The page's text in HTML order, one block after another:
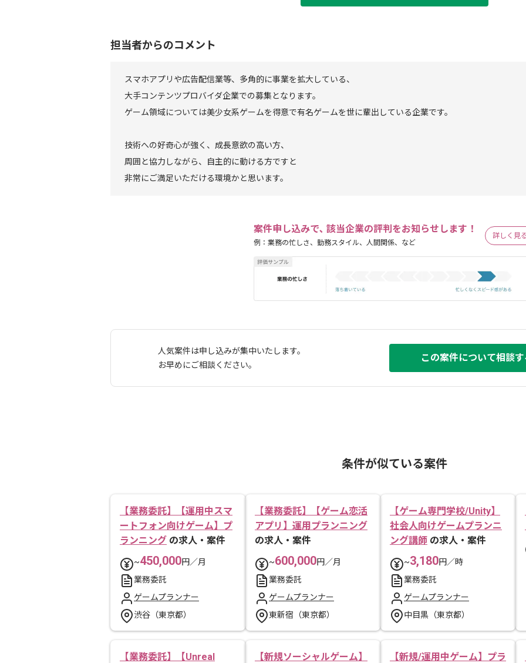
担当者からのコメント
スマホアプリや広告配信業等、多角的に事業を拡大している、
大手コンテンツプロバイダ企業での募集となります。
ゲーム領域については美少女系ゲームを得意で有名ゲームを世に輩出している企業です。
技術への好奇心が強く、成長意欲の高い方、
周囲と協力しながら、自主的に動ける方ですと
非常にご満足いただける環境かと思います。
案件申し込みで､ 該当企業の評判をお知らせします！
例：業務の忙しさ、勤務スタイル、人間関係、など
詳しく見
人気案件は申し込みが集中いたします。
お早めにご相談ください。
この案件について相談
条件が似ている案件
【業務委託】【運用中スマ
ートフォン向けゲーム】プ
ランニング の求人・案件
~450,000円／月
業務委託
ゲームプランナー
渋谷（東京都）
【業務委託】【ゲーム恋活
アプリ】運用プランニング
の求人・案件
~600,000円／月
業務委託
ゲームプランナー
東新宿（東京都）
【ゲーム専門学校/Unity】
社会人向けゲームプランニ
ング講師 の求人・案件
~3,180円／時
業務委託
ゲームプランナー
中目黒（東京都）
【業務委託】【Unreal
【新規ソーシャルゲーム】
【新規/運用中ゲーム】プラ